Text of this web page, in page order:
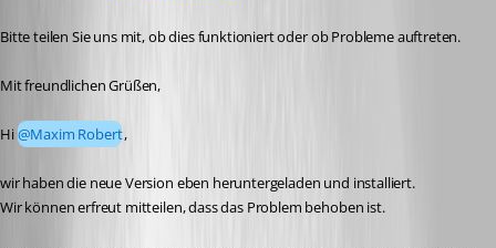
Bitte teilen Sie uns mit, ob dies funktioniert oder ob Probleme auftreten.
Mit freundlichen Grüßen,
Hi @Maxim Robert,
wir haben die neue Version eben heruntergeladen und installiert.
Wir können erfreut mitteilen, dass das Problem behoben ist.